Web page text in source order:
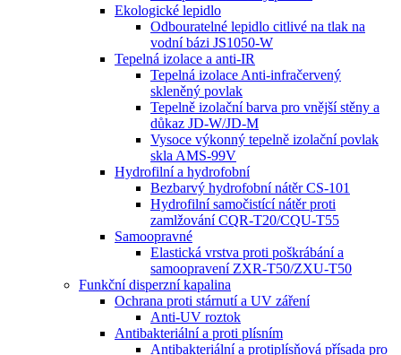
Ekologické lepidlo
Odbouratelné lepidlo citlivé na tlak na
vodní bázi JS1050-W
Tepelná izolace a anti-IR
Tepelná izolace Anti-infračervený
skleněný povlak
Tepelně izolační barva pro vnější stěny a
důkaz JD-W/JD-M
Vysoce výkonný tepelně izolační povlak
skla AMS-99V
Hydrofilní a hydrofobní
Bezbarvý hydrofobní nátěr CS-101
Hydrofilní samočistící nátěr proti
zamlžování CQR-T20/CQU-T55
Samoopravné
Elastická vrstva proti poškrábání a
samoopravení ZXR-T50/ZXU-T50
Funkční disperzní kapalina
Ochrana proti stárnutí a UV záření
Anti-UV roztok
Antibakteriální a proti plísním
Antibakteriální a protiplísňová přísada pro